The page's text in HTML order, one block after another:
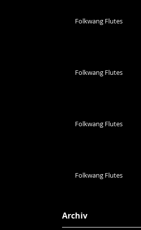
Folkwang Flutes
Folkwang Flutes
Folkwang Flutes
Folkwang Flutes
Archiv